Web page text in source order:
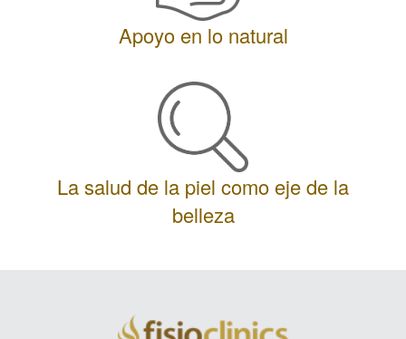
Apoyo en lo natural
La salud de la piel como eje de la
belleza